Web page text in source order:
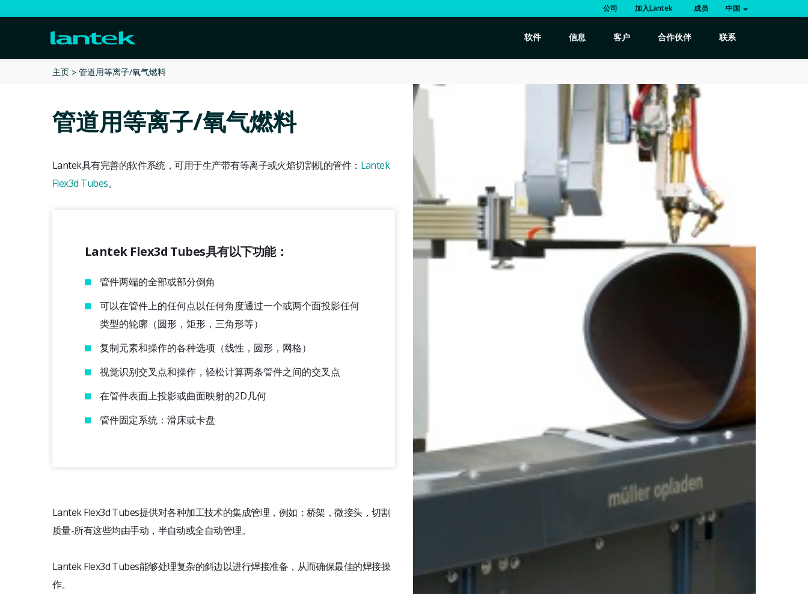
公司 加入Lantek 成员 中国
软件 信息 客户 合作伙伴 联系
主页 管道用等离子/氧气燃料
管道用等离子/氧气燃料
Lantek具有完善的软件系统，可用于生产带有等离子或火焰切割机的管件： Lantek
Flex3d Tubes。
Lantek Flex3d Tubes具有以下功能：
管件两端的全部或部分倒角
可以在管件上的任何点以任何角度通过一个或两个面投影任何
类型的轮廓（圆形，矩形，三角形等）
复制元素和操作的各种选项（线性，圆形，网格）
视觉识别交叉点和操作，轻松计算两条管件之间的交叉点
在管件表面上投影或曲面映射的2D几何
管件固定系统：滑床或卡盘
Lantek Flex3d Tubes提供对各种加工技术的集成管理，例如：桥架，微接头，切割
质量-所有这些均由手动，半自动或全自动管理。
Lantek Flex3d Tubes能够处理复杂的斜边以进行焊接准备，从而确保最佳的焊接操
作。